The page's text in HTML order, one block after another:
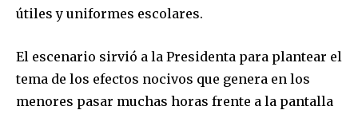
útiles y uniformes escolares.
El escenario sirvió a la Presidenta para plantear el
tema de los efectos nocivos que genera en los
menores pasar muchas horas frente a la pantalla